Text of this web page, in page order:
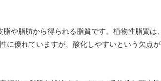
や脂肪から得られる脂質です。植物性脂質は、
に優れていますが、酸化しやすいという欠点が